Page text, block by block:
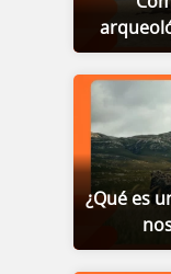
¿Qué es